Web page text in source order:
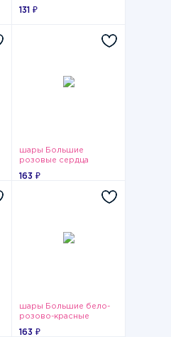
131 ₽
шары Большие
розовые сердца
163 ₽
шары Большие бело-
розово-красные
163 ₽